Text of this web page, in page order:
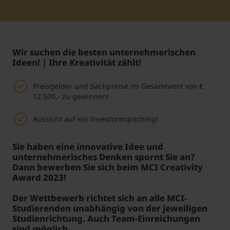
Student Support
Unterkünfte
Internationalization at Home
Kurse auf Englisch
Wir suchen die besten unternehmerischen
Ideen! | Ihre Kreativität zählt!
Preisgelder und Sachpreise im Gesamtwert von €
12.500,- zu gewinnen!
Aussicht auf ein Investorenpitching!
Sie haben eine innovative Idee und
unternehmerisches Denken spornt Sie an?
Dann bewerben Sie sich beim MCI Creativity
Award 2023!
Der Wettbewerb richtet sich an alle MCI-
Studierenden unabhängig von der jeweiligen
Studienrichtung. Auch Team-Einreichungen